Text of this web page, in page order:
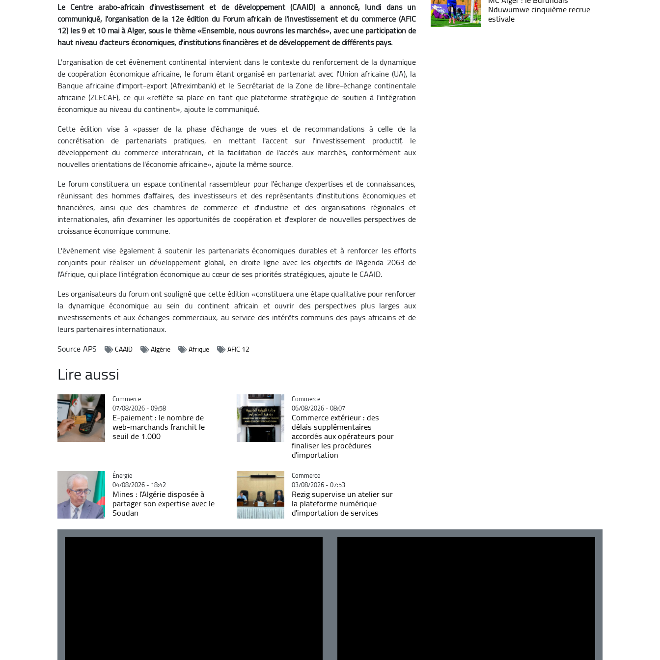
Le Centre arabo-africain d'investissement et de développement (CAAID) a annoncé, lundi dans un
communiqué, l'organisation de la 12e édition du Forum africain de l'investissement et du commerce (AFIC
12) les 9 et 10 mai à Alger, sous le thème «Ensemble, nous ouvrons les marchés», avec une participation de
haut niveau d'acteurs économiques, d'institutions financières et de développement de différents pays.
L'organisation de cet évènement continental intervient dans le contexte du renforcement de la dynamique
de coopération économique africaine, le forum étant organisé en partenariat avec l'Union africaine (UA), la
Banque africaine d'import-export (Afreximbank) et le Secrétariat de la Zone de libre-échange continentale
africaine (ZLECAF), ce qui «reflète sa place en tant que plateforme stratégique de soutien à l'intégration
économique au niveau du continent», ajoute le communiqué.
Cette édition vise à «passer de la phase d'échange de vues et de recommandations à celle de la
concrétisation de partenariats pratiques, en mettant l'accent sur l'investissement productif, le
développement du commerce interafricain, et la facilitation de l'accès aux marchés, conformément aux
nouvelles orientations de l'économie africaine», ajoute la même source.
Le forum constituera un espace continental rassembleur pour l'échange d'expertises et de connaissances,
réunissant des hommes d'affaires, des investisseurs et des représentants d'institutions économiques et
financières, ainsi que des chambres de commerce et d'industrie et des organisations régionales et
internationales, afin d'examiner les opportunités de coopération et d'explorer de nouvelles perspectives de
croissance économique commune.
L'événement vise également à soutenir les partenariats économiques durables et à renforcer les efforts
conjoints pour réaliser un développement global, en droite ligne avec les objectifs de l'Agenda 2063 de
l'Afrique, qui place l'intégration économique au cœur de ses priorités stratégiques, ajoute le CAAID.
Les organisateurs du forum ont souligné que cette édition «constituera une étape qualitative pour renforcer
la dynamique économique au sein du continent africain et ouvrir des perspectives plus larges aux
investissements et aux échanges commerciaux, au service des intérêts communs des pays africains et de
leurs partenaires internationaux.
SourceAPS CAAID Algérie Afrique AFIC 12
Lire aussi
Catégorie
Commerce
07/08/2026 - 09:58
E-paiement : le nombre de
web-marchands franchit le
seuil de 1.000
Catégorie
Commerce
06/08/2026 - 08:07
Commerce extérieur : des
délais supplémentaires
accordés aux opérateurs pour
finaliser les procédures
d'importation
Catégorie
Énergie
04/08/2026 - 18:42
Mines : l'Algérie disposée à
partager son expertise avec le
Soudan
Catégorie
Commerce
03/08/2026 - 07:53
Rezig supervise un atelier sur
la plateforme numérique
d'importation de services
Nduwumwe cinquième recrue
estivale